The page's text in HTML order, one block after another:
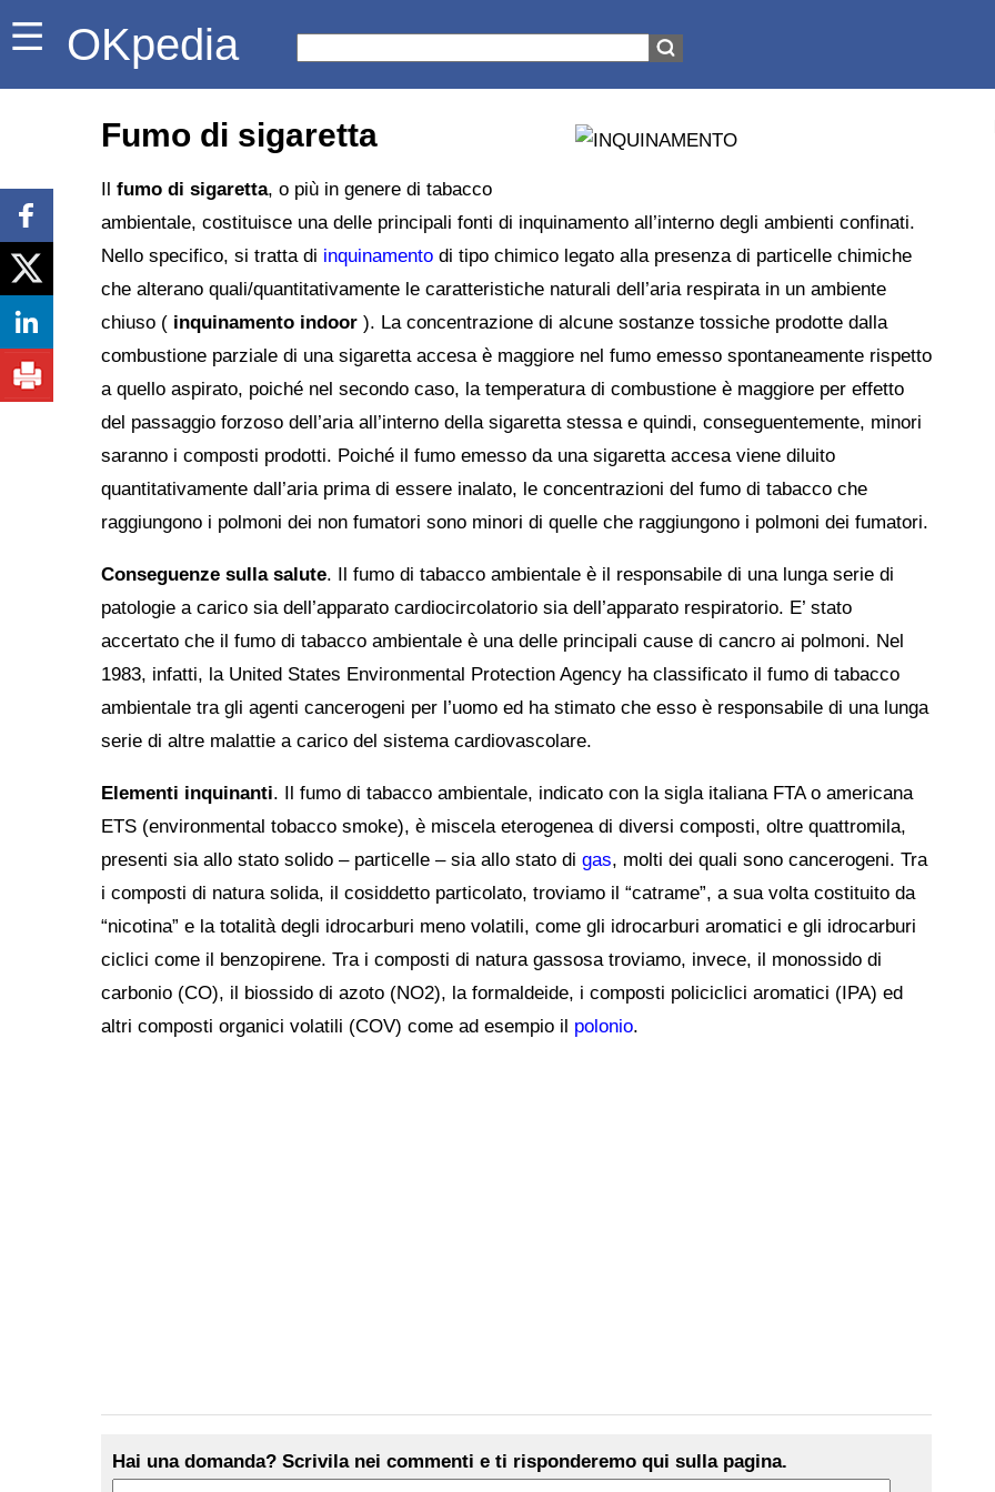
OKpedia
Fumo di sigaretta
Il fumo di sigaretta, o più in genere di tabacco
ambientale, costituisce una delle principali fonti di inquinamento all’interno degli ambienti confinati.
Nello specifico, si tratta di inquinamento di tipo chimico legato alla presenza di particelle chimiche
che alterano quali/quantitativamente le caratteristiche naturali dell’aria respirata in un ambiente
chiuso ( inquinamento indoor ). La concentrazione di alcune sostanze tossiche prodotte dalla
combustione parziale di una sigaretta accesa è maggiore nel fumo emesso spontaneamente rispetto
a quello aspirato, poiché nel secondo caso, la temperatura di combustione è maggiore per effetto
del passaggio forzoso dell’aria all’interno della sigaretta stessa e quindi, conseguentemente, minori
saranno i composti prodotti. Poiché il fumo emesso da una sigaretta accesa viene diluito
quantitativamente dall’aria prima di essere inalato, le concentrazioni del fumo di tabacco che
raggiungono i polmoni dei non fumatori sono minori di quelle che raggiungono i polmoni dei fumatori.
Conseguenze sulla salute. Il fumo di tabacco ambientale è il responsabile di una lunga serie di
patologie a carico sia dell’apparato cardiocircolatorio sia dell’apparato respiratorio. E’ stato
accertato che il fumo di tabacco ambientale è una delle principali cause di cancro ai polmoni. Nel
1983, infatti, la United States Environmental Protection Agency ha classificato il fumo di tabacco
ambientale tra gli agenti cancerogeni per l’uomo ed ha stimato che esso è responsabile di una lunga
serie di altre malattie a carico del sistema cardiovascolare.
Elementi inquinanti. Il fumo di tabacco ambientale, indicato con la sigla italiana FTA o americana
ETS (environmental tobacco smoke), è miscela eterogenea di diversi composti, oltre quattromila,
presenti sia allo stato solido – particelle – sia allo stato di gas, molti dei quali sono cancerogeni. Tra
i composti di natura solida, il cosiddetto particolato, troviamo il “catrame”, a sua volta costituito da
“nicotina” e la totalità degli idrocarburi meno volatili, come gli idrocarburi aromatici e gli idrocarburi
ciclici come il benzopirene. Tra i composti di natura gassosa troviamo, invece, il monossido di
carbonio (CO), il biossido di azoto (NO2), la formaldeide, i composti policiclici aromatici (IPA) ed
altri composti organici volatili (COV) come ad esempio il polonio.
Hai una domanda? Scrivila nei commenti e ti risponderemo qui sulla pagina.